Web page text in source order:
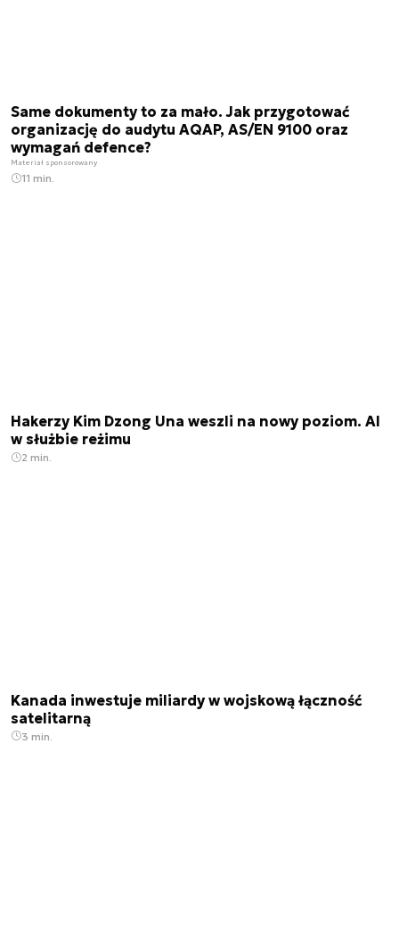
Same dokumenty to za mało. Jak przygotować
organizację do audytu AQAP, AS/EN 9100 oraz
wymagań defence?
Materiał sponsorowany
11 min.
Hakerzy Kim Dzong Una weszli na nowy poziom. AI
w służbie reżimu
2 min.
Kanada inwestuje miliardy w wojskową łączność
satelitarną
3 min.